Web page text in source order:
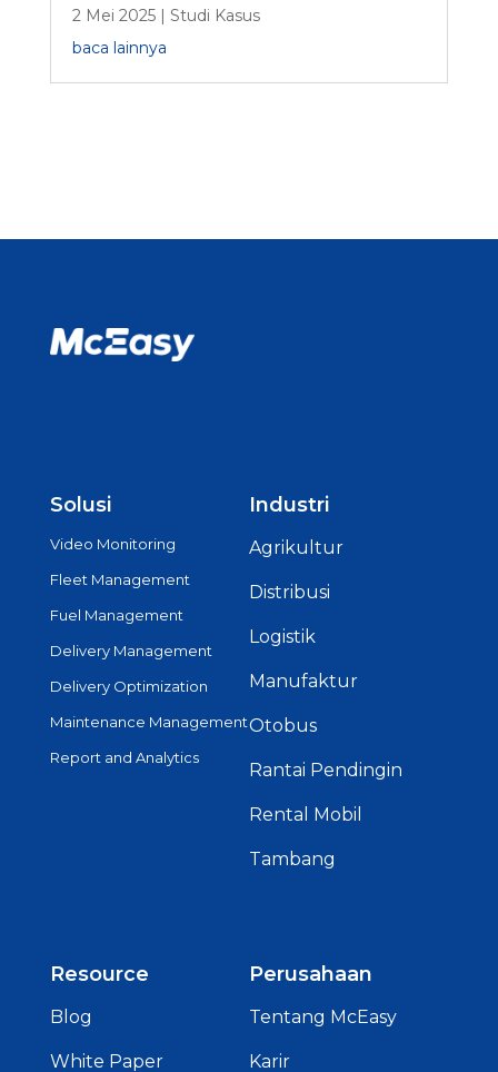
2 Mei 2025| Studi Kasus
baca lainnya
Solusi
Video Monitoring
Fleet Management
Fuel Management
Delivery Management
Delivery Optimization
Maintenance Management
Report and Analytics
Industri
Agrikultur
Distribusi
Logistik
Manufaktur
Otobus
Rantai Pendingin
Rental Mobil
Tambang
Resource
Blog
White Paper
Perusahaan
Tentang McEasy
Karir